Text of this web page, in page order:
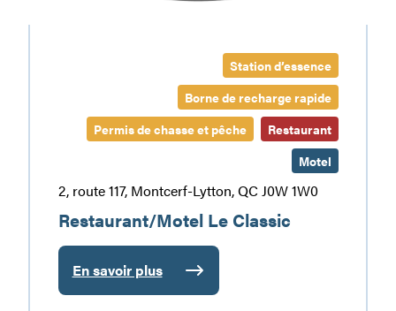
Station d’essence
Borne de recharge rapide
Permis de chasse et pêche
Restaurant
Motel
2, route 117, Montcerf-Lytton, QC J0W 1W0
Restaurant/Motel Le Classic
En savoir plus
:
Restaurant/Motel